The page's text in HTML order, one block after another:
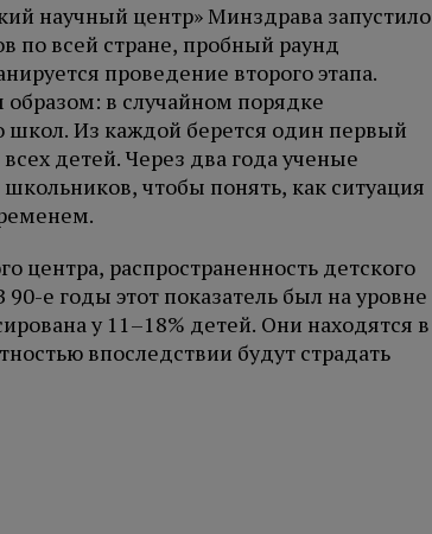
научный центр» Минздрава запустило
по всей стране, пробный раунд
проведение второго этапа.
в случайном порядке
школ. Из каждой берется один первый
детей. Через два года ученые
чтобы понять, как ситуация
центра, распространенность детского
е годы этот показатель был на уровне
у 11–18% детей. Они находятся в
впоследствии будут страдать